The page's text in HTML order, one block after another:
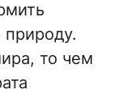
то чем